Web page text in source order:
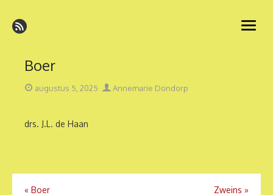
naar
de
open
Boer
Geplaatst
augustus 5, 2025 Auteur
Annemarie Dondorp
drs. J.L. de Haan
Bericht
« Boer Zweins »